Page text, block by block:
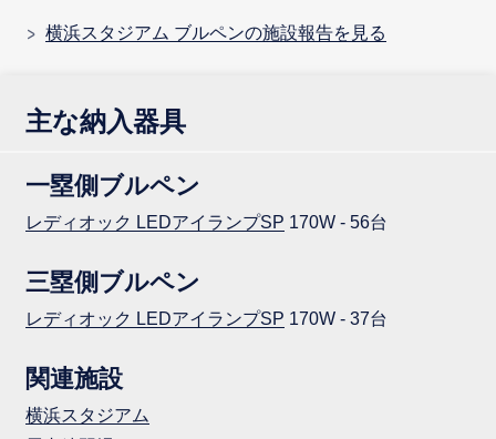
横浜スタジアム ブルペンの施設報告を見る
主な納入器具
一塁側ブルペン
レディオック LEDアイランプSP 170W - 56台
三塁側ブルペン
レディオック LEDアイランプSP 170W - 37台
関連施設
横浜スタジアム